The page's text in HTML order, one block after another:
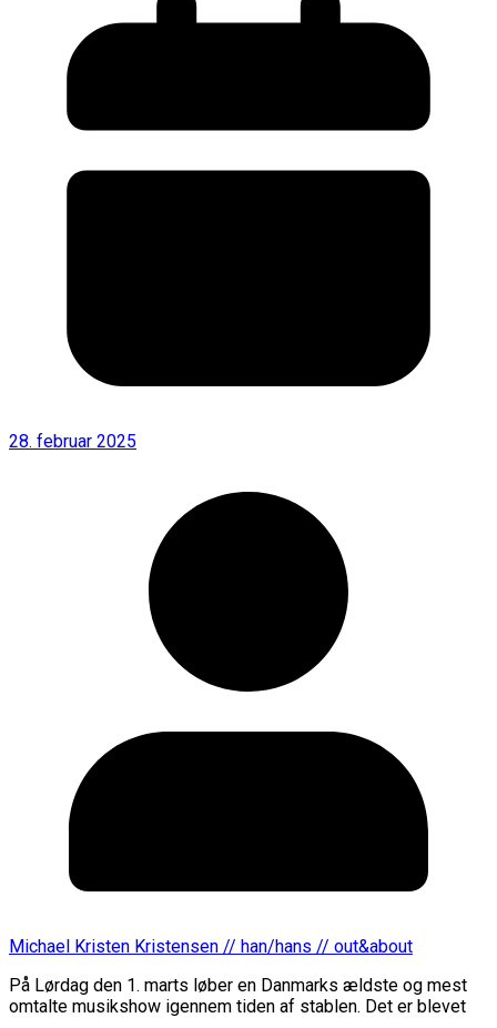
28. februar 2025
Michael Kristen Kristensen // han/hans // out&about
På Lørdag den 1. marts løber en Danmarks ældste og mest
omtalte musikshow igennem tiden af stablen. Det er blevet